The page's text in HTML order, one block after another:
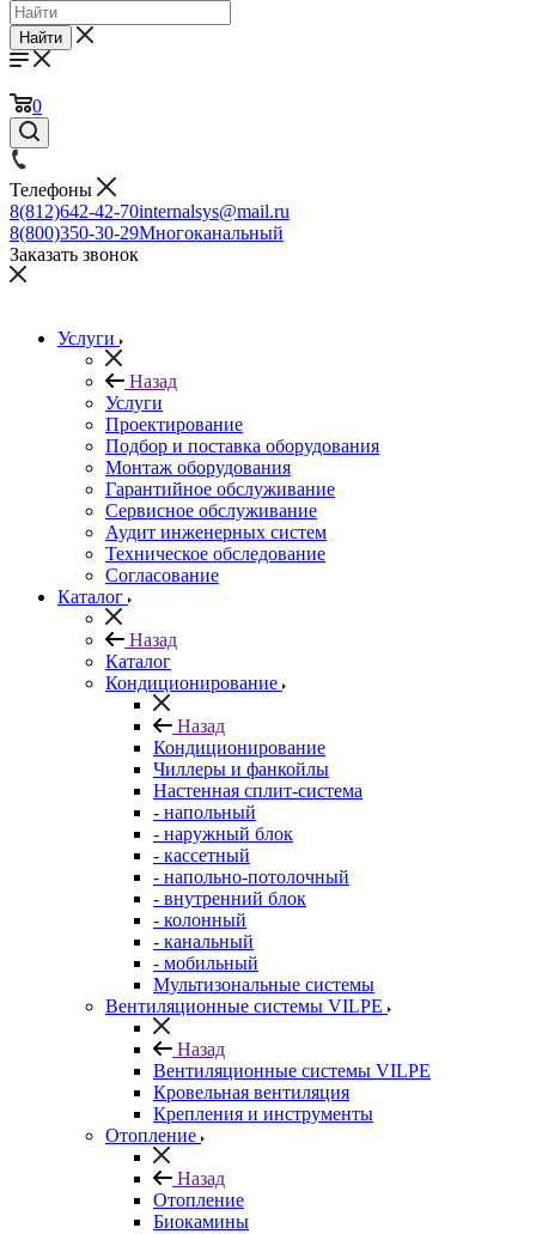
Найти
0
Телефоны
8(812)642-42-70internalsys@mail.ru
8(800)350-30-29Многоканальный
Заказать звонок
Услуги
Назад
Услуги
Проектирование
Подбор и поставка оборудования
Монтаж оборудования
Гарантийное обслуживание
Сервисное обслуживание
Аудит инженерных систем
Техническое обследование
Согласование
Каталог
Назад
Каталог
Кондиционирование
Назад
Кондиционирование
Чиллеры и фанкойлы
Настенная сплит-система
- напольный
- наружный блок
- кассетный
- напольно-потолочный
- внутренний блок
- колонный
- канальный
- мобильный
Мультизональные системы
Вентиляционные системы VILPE
Назад
Вентиляционные системы VILPE
Кровельная вентиляция
Крепления и инструменты
Отопление
Назад
Отопление
Биокамины